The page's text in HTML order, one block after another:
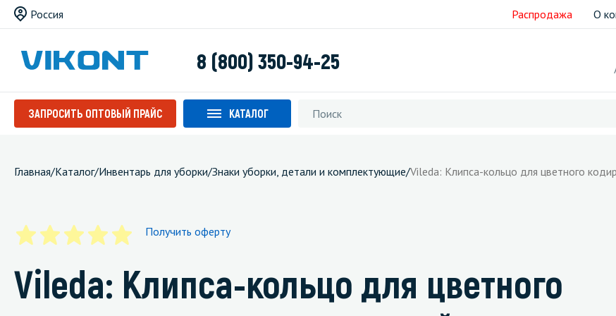
Россия Распродажа О
8 (800) 350-94-25
ЗАПРОСИТЬ ОПТОВЫЙ ПРАЙС КАТАЛОГ
Главная/Каталог/Инвентарь для уборки/Знаки уборки, детали и комплектующие/Vileda: Клипса-кольцо для цветного
Получить оферту
Vileda: Клипса-кольцо для цветного